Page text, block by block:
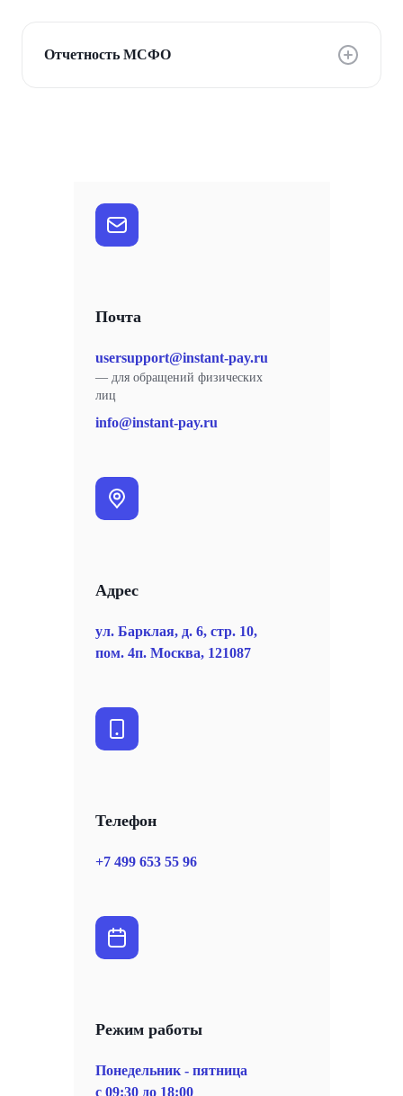
Отчетность МСФО
Почта
usersupport@instant-pay.ru
— для обращений физических
лиц
info@instant-pay.ru
Адрес
ул. Барклая, д. 6, стр. 10,
пом. 4п. Москва, 121087
Телефон
+7 499 653 55 96
Режим работы
Понедельник - пятница
с 09:30 до 18:00